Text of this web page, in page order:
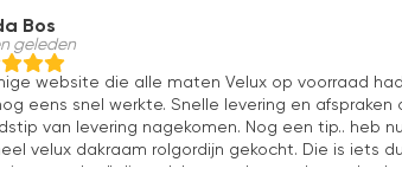
Bos
geleden
website die alle maten Velux op voorraad
eens snel werkte. Snelle levering en afspraken
van levering nagekomen. Nog een tip.. heb
velux dakraam rolgordijn gekocht. Die is iets
merken" die ook het en der worden verkocht.